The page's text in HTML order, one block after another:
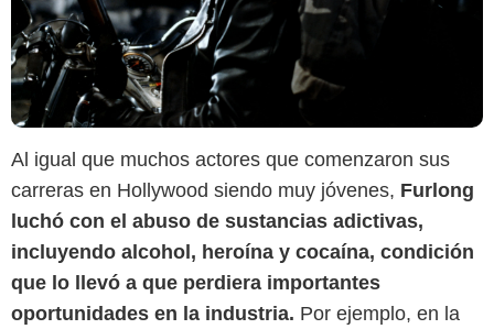
Al igual que muchos actores que comenzaron sus
carreras en Hollywood siendo muy jóvenes, Furlong
luchó con el abuso de sustancias adictivas,
incluyendo alcohol, heroína y cocaína, condición
que lo llevó a que perdiera importantes
oportunidades en la industria. Por ejemplo, en la